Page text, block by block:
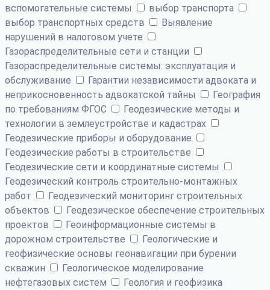
вспомогательные системы
выбор транспорта
выбор транспортных средств
Выявление
нарушений в налоговом учете
Газораспределительные сети и станции
Газораспределительные системы: эксплуатация и
обслуживание
Гарантии независимости адвоката и
неприкосновенность адвокатской тайны
География
по требованиям ФГОС
Геодезические методы и
технологии в землеустройстве и кадастрах
Геодезические приборы и оборудование
Геодезические работы в строительстве
Геодезические сети и координатные системы
Геодезический контроль строительно-монтажных
работ
Геодезический мониторинг строительных
объектов
Геодезическое обеспечение строительных
проектов
Геоинформационные системы в
дорожном строительстве
Геологические и
геофизические основы геонавигации при бурении
скважин
Геологическое моделирование
нефтегазовых систем
Геология и геофизика